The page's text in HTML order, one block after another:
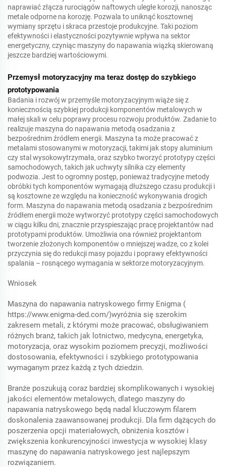
naprawiać złącza rurociągów naftowych uległe korozji, nanosząc
metale odporne na korozję. Pozwala to uniknąć kosztownej
wymiany sprzętu i skraca przestoje produkcyjne. Taki poziom
efektywności i elastyczności pozytywnie wpływa na sektor
energetyczny, czyniąc maszyny do napawania wiązką skierowaną
jeszcze bardziej wartościowymi.
Przemysł motoryzacyjny ma teraz dostęp do szybkiego
prototypowania
Badania i rozwój w przemyśle motoryzacyjnym wiąże się z
koniecznością szybkiej produkcji komponentów metalowych w
małej skali w celu poprawy procesu rozwoju produktów. Zadanie to
realizuje maszyna do napawania metodą osadzania z
bezpośrednim źródłem energii. Maszyna ta może pracować z
metalami stosowanymi w motoryzacji, takimi jak stopy aluminium
czy stal wysokowytrzymała, oraz szybko tworzyć prototypy części
samochodowych, takich jak uchwyty silnika czy elementy
podwozia. Jest to ogromny postęp, ponieważ tradycyjne metody
obróbki tych komponentów wymagają dłuższego czasu produkcji i
są kosztowne ze względu na konieczność wykonywania drogich
form. Maszyna do napawania metodą osadzania z bezpośrednim
źródłem energii może wytworzyć prototypy części samochodowych
w ciągu kilku dni, znacznie przyspieszając pracę projektantów nad
prototypami produktów. Umożliwia ona również projektantom
tworzenie złożonych komponentów o mniejszej wadze, co z kolei
przyczynia się do redukcji masy pojazdu i poprawy efektywności
spalania – rosnącego wymagania w sektorze motoryzacyjnym.
Wniosek
Maszyna do napawania natryskowego firmy Enigma (
https://www.enigma-ded.com/)wyróżnia się szerokim
zakresem metali, z którymi może pracować, obsługiwaniem
różnych branż, takich jak lotnictwo, medycyna, energetyka,
motoryzacja, oraz wysokim poziomem precyzji, możliwości
dostosowania, efektywności i szybkiego prototypowania
wymaganym przez każdą z tych dziedzin.
Branże poszukują coraz bardziej skomplikowanych i wysokiej
jakości elementów metalowych, dlatego maszyny do
napawania natryskowego będą nadal kluczowym filarem
doskonalenia zaawansowanej produkcji. Dla firm dążących do
poszerzenia opcji materiałowych, obniżenia kosztów i
zwiększenia konkurencyjności inwestycja w wysokiej klasy
maszynę do napawania natryskowego jest najlepszym
rozwiązaniem.